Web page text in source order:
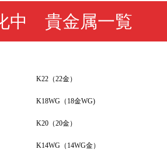
中 貴金属一覧
K22（22金）
K18WG（18金WG)
K20（20金）
K14WG（14WG金）